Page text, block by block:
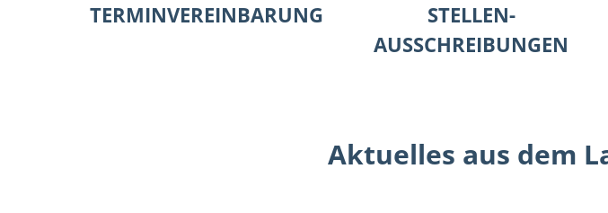
TERMINVEREINBARUNG
STELLEN-
AUSSCHREIBUNGEN
Aktuelles aus dem